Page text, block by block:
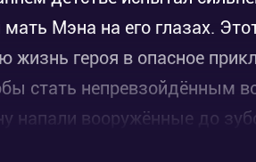
мать Мэна на его глазах.
жизнь героя в опасное
стать непревзойдённым
напали вооружённые до
своего города и его